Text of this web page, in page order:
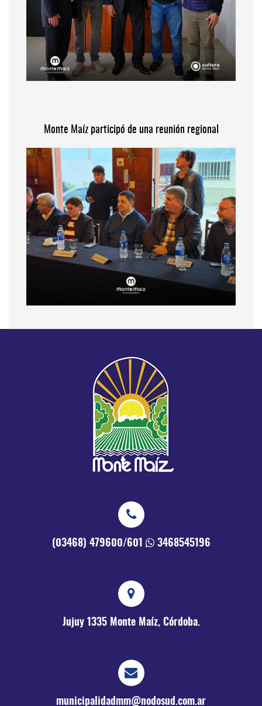
Monte Maíz participó de una reunión regional
(03468) 479600/601 3468545196
Jujuy 1335 Monte Maíz, Córdoba.
municipalidadmm@nodosud.com.ar